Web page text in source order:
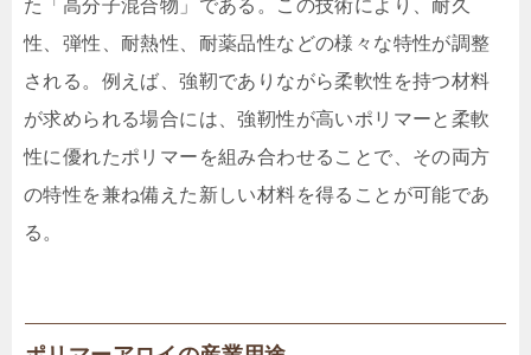
た「高分子混合物」である。この技術により、耐久
性、弾性、耐熱性、耐薬品性などの様々な特性が調整
される。例えば、強靭でありながら柔軟性を持つ材料
が求められる場合には、強靭性が高いポリマーと柔軟
性に優れたポリマーを組み合わせることで、その両方
の特性を兼ね備えた新しい材料を得ることが可能であ
る。